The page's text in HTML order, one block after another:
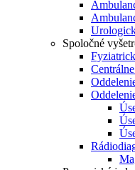
Spoločné